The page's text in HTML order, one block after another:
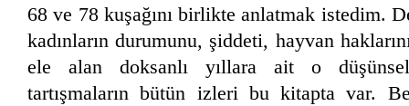
68 ve 78 kuşağını birlikte anlatmak istedim.
kadınların durumunu, şiddeti, hayvan
ele alan doksanlı yıllara ait o
tartışmaların bütün izleri bu kitapta var.